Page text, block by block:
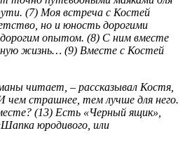
(7) Моя встреча с Костей
но и юность дорогими
опытом. (8) С ним вместе
жизнь… (9) Вместе с Костей
читает, – рассказывал Костя,
чем страшнее, тем лучше для него.
(13) Есть «Черный ящик»,
юродивого, или